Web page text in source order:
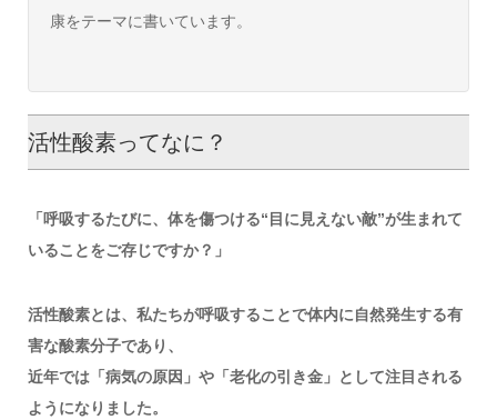
康をテーマに書いています。
活性酸素ってなに？
「呼吸するたびに、体を傷つける“目に見えない敵”が生まれて
いることをご存じですか？」
活性酸素とは、私たちが呼吸することで体内に自然発生する有
害な酸素分子であり、
近年では「病気の原因」や「老化の引き金」として注目される
ようになりました。